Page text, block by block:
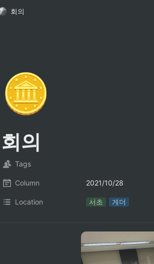
회의
🪙
회의
Tags
Column 2021/10/28
Location 서초 게더